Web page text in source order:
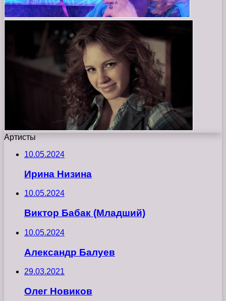
Артисты
10.05.2024
Ирина Низина
10.05.2024
Виктор Бабак (Младший)
10.05.2024
Александр Балуев
29.03.2021
Олег Новиков